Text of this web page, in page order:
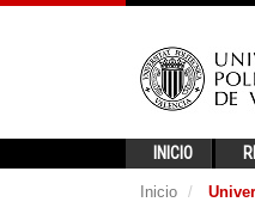
INICIO
Inicio